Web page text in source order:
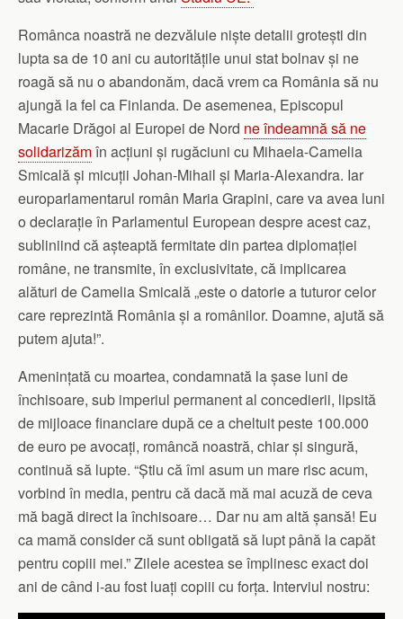
Românca noastră ne dezvăluie niște detalii grotești din
lupta sa de 10 ani cu autoritățile unui stat bolnav și ne
roagă să nu o abandonăm, dacă vrem ca România să nu
ajungă la fel ca Finlanda. De asemenea, Episcopul
Macarie Drăgoi al Europei de Nord ne îndeamnă să ne
solidarizămîn acțiuni și rugăciuni cu Mihaela-Camelia
Smicală și micuții Johan-Mihail și Maria-Alexandra. Iar
europarlamentarul român Maria Grapini, care va avea luni
o declarație în Parlamentul European despre acest caz,
subliniind că așteaptă fermitate din partea diplomației
române, ne transmite, în exclusivitate, că implicarea
alături de Camelia Smicală „este o datorie a tuturor celor
care reprezintă România și a românilor. Doamne, ajută să
putem ajuta!”.
Amenințată cu moartea, condamnată la șase luni de
închisoare, sub imperiul permanent al concedierii, lipsită
de mijloace financiare după ce a cheltuit peste 100.000
de euro pe avocați, româncă noastră, chiar și singură,
continuă să lupte. “Știu că îmi asum un mare risc acum,
vorbind în media, pentru că dacă mă mai acuză de ceva
mă bagă direct la închisoare… Dar nu am altă șansă! Eu
ca mamă consider că sunt obligată să lupt până la capăt
pentru copiii mei.” Zilele acestea se împlinesc exact doi
ani de când i-au fost luați copiii cu forța. Interviul nostru: